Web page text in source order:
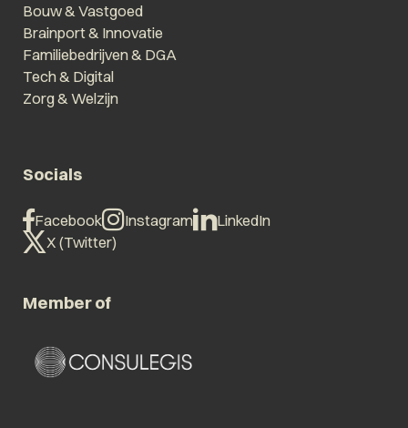
Bouw & Vastgoed
Brainport & Innovatie
Familiebedrijven & DGA
Tech & Digital
Zorg & Welzijn
Socials
Facebook Instagram
LinkedIn
X (Twitter)
Member of